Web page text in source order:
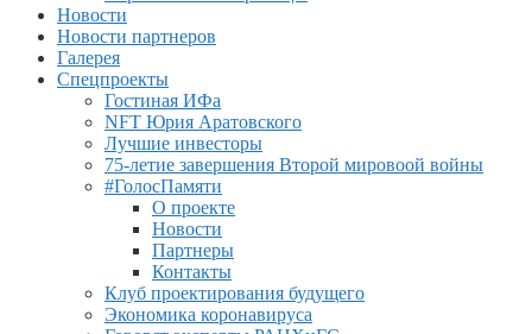
Новости
Новости партнеров
Галерея
Спецпроекты
Гостиная ИФа
NFT Юрия Аратовского
Лучшие инвесторы
75-летие завершения Второй мировоой войны
#ГолосПамяти
О проекте
Новости
Партнеры
Контакты
Клуб проектирования будущего
Экономика коронавируса